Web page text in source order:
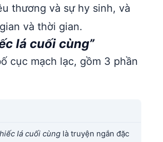
thương và sự hy sinh, và
và thời gian.
lá cuối cùng”
cục mạch lạc, gồm 3 phần
lá cuối cùng là truyện ngắn đặc